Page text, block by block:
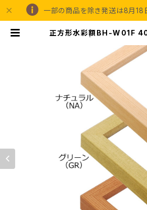
一部の商品を除き発送は8月18
正方形水彩額BH-W01F
ーミングアイガ